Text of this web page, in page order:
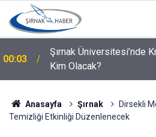
00:03
Şırnak Üniversitesi’nde
Kim Olacak?
Anasayfa Şırnak
Dirsekli
Temizliği Etkinliği Düzenlenecek